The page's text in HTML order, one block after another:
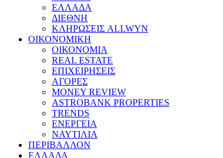
ΕΛΛΑΔΑ
ΔΙΕΘΝΗ
ΚΛΗΡΩΣΕΙΣ ALLWYN
ΟΙΚΟΝΟΜΙΚΗ
ΟΙΚΟΝΟΜΙΑ
REAL ESTATE
ΕΠΙΧΕΙΡΗΣΕΙΣ
ΑΓΟΡΕΣ
MONEY REVIEW
ASTROBANK PROPERTIES
TRENDS
ΕΝΕΡΓΕΙΑ
ΝΑΥΤΙΛΙΑ
ΠΕΡΙΒΑΛΛΟΝ
ΕΛΛΑΔΑ